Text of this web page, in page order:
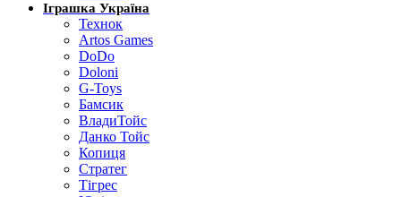
Іграшка Україна
Технок
Artos Games
DoDo
Doloni
G-Toys
Бамсик
ВладиТойс
Данко Тойс
Копиця
Стратег
Тігрес